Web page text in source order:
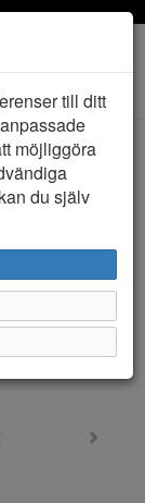
till ditt
möjliggöra
du själv